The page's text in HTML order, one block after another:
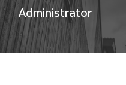
Administrator